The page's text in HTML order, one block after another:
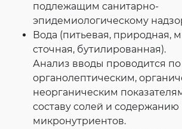
подлежащим санитарно-
эпидемиологическому
Вода (питьевая, природная,
сточная, бутилированная).
Анализ вводы проводится по
органолептическим,
неорганическим
составу солей и содержанию
микронутриентов.